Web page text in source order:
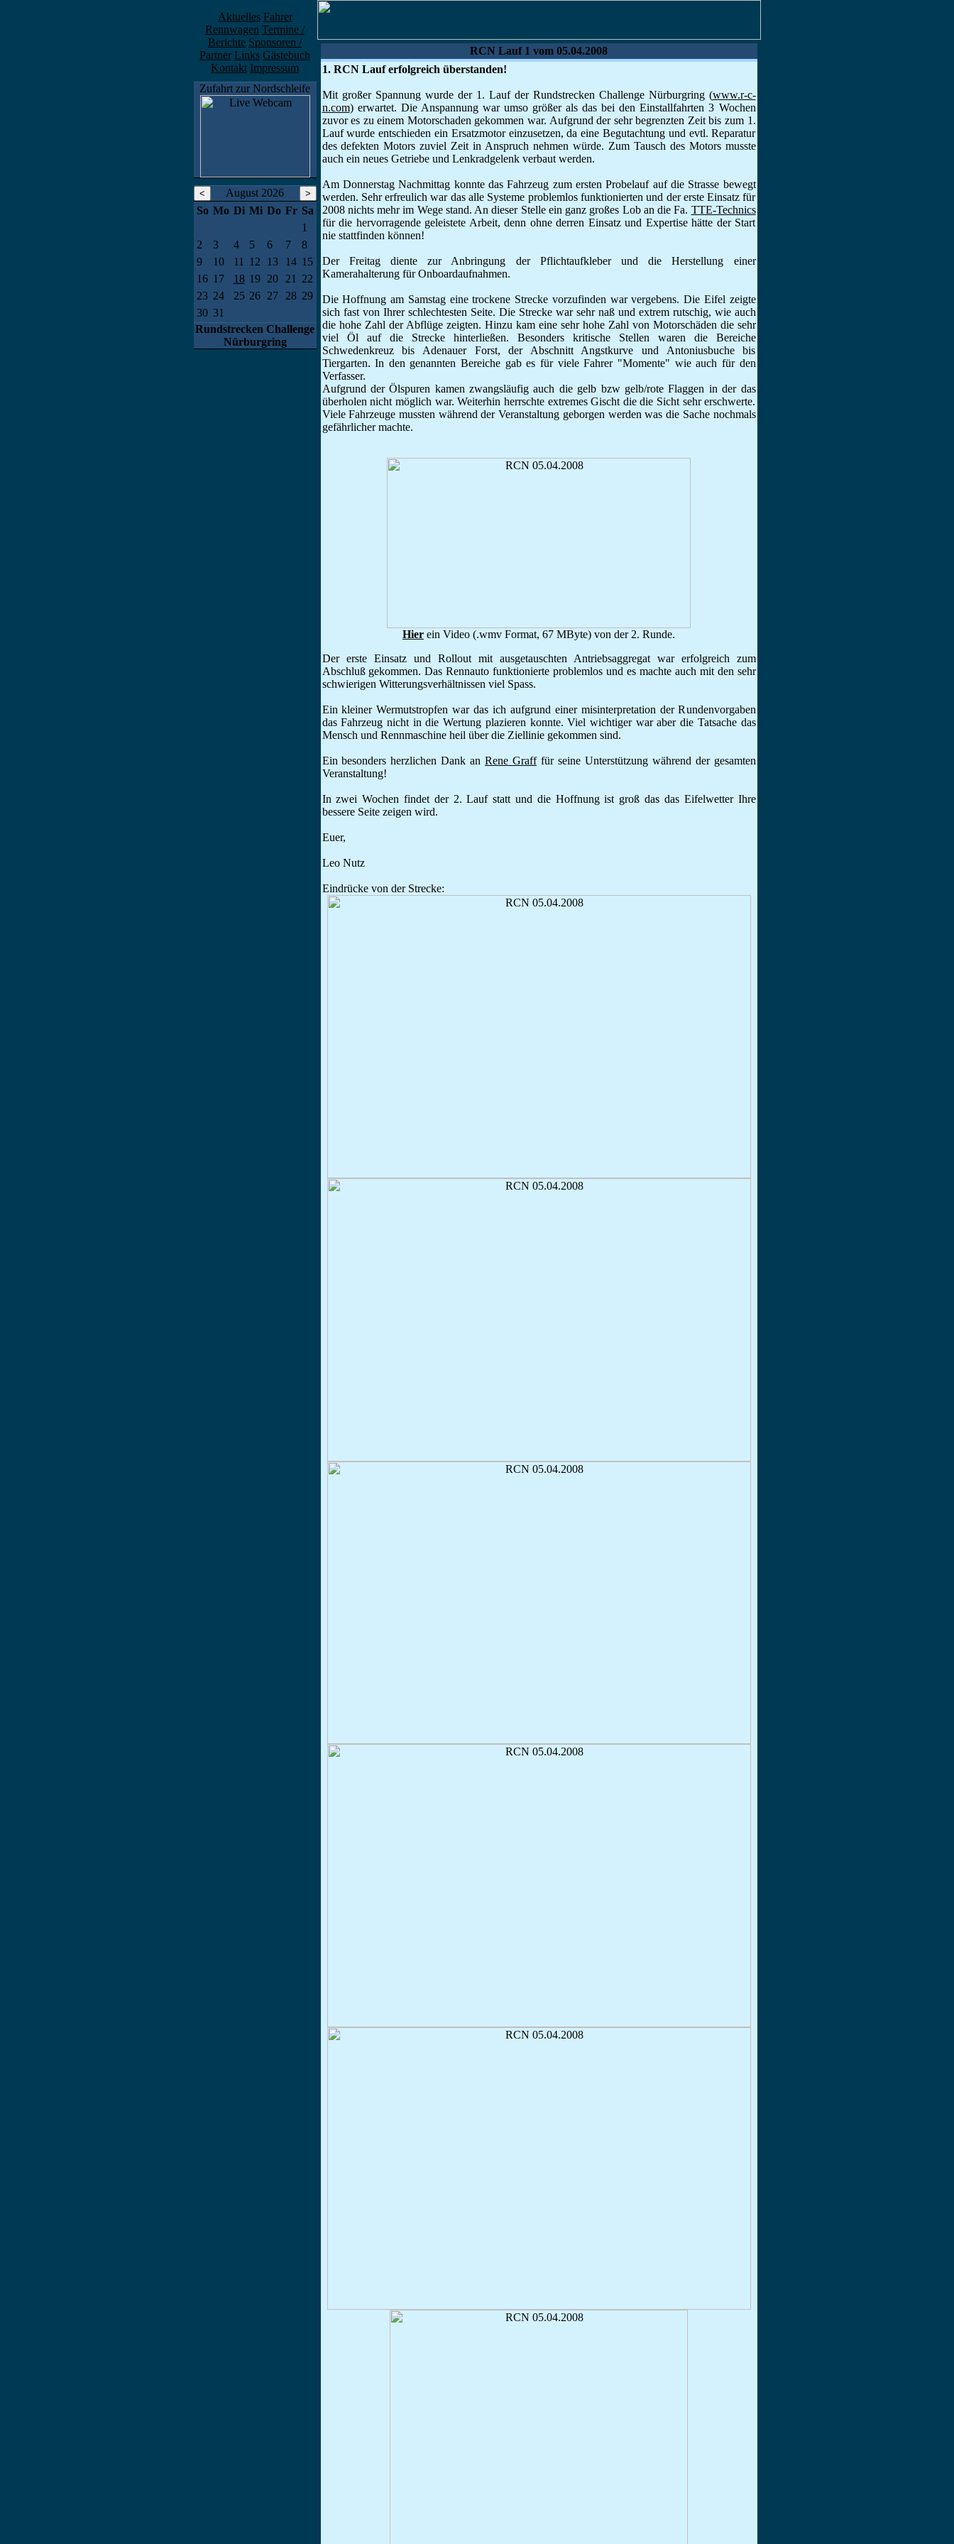
Aktuelles Fahrer
Rennwagen Termine /
Berichte Sponsoren /
Partner Links Gästebuch
Kontakt Impressum
Zufahrt zur Nordschleife
August 2026
So Mo Di Mi Do Fr Sa
1
2
3 4 5 6 7
8
9
10 11 12 13 14 15
16 17 18 19 20 21
22
23 24 25 26 27 28 29
30 31
Rundstrecken Challenge
Nürburgring
RCN Lauf 1 vom 05.04.2008
1. RCN Lauf erfolgreich überstanden!
Mit großer Spannung wurde der 1. Lauf der Rundstrecken Challenge Nürburgring (www.r-c-
n.com) erwartet. Die Anspannung war umso größer als das bei den Einstallfahrten 3 Wochen
zuvor es zu einem Motorschaden gekommen war. Aufgrund der sehr begrenzten Zeit bis zum 1.
Lauf wurde entschieden ein Ersatzmotor einzusetzen, da eine Begutachtung und evtl. Reparatur
des defekten Motors zuviel Zeit in Anspruch nehmen würde. Zum Tausch des Motors musste
auch ein neues Getriebe und Lenkradgelenk verbaut werden.
Am Donnerstag Nachmittag konnte das Fahrzeug zum ersten Probelauf auf die Strasse bewegt
werden. Sehr erfreulich war das alle Systeme problemlos funktionierten und der erste Einsatz für
2008 nichts mehr im Wege stand. An dieser Stelle ein ganz großes Lob an die Fa. TTE-Technics
für die hervorragende geleistete Arbeit, denn ohne derren Einsatz und Expertise hätte der Start
nie stattfinden können!
Der Freitag diente zur Anbringung der Pflichtaufkleber und die Herstellung einer
Kamerahalterung für Onboardaufnahmen.
Die Hoffnung am Samstag eine trockene Strecke vorzufinden war vergebens. Die Eifel zeigte
sich fast von Ihrer schlechtesten Seite. Die Strecke war sehr naß und extrem rutschig, wie auch
die hohe Zahl der Abflüge zeigten. Hinzu kam eine sehr hohe Zahl von Motorschäden die sehr
viel Öl auf die Strecke hinterließen. Besonders kritische Stellen waren die Bereiche
Schwedenkreuz bis Adenauer Forst, der Abschnitt Angstkurve und Antoniusbuche bis
Tiergarten. In den genannten Bereiche gab es für viele Fahrer "Momente" wie auch für den
Verfasser.
Aufgrund der Ölspuren kamen zwangsläufig auch die gelb bzw gelb/rote Flaggen in der das
überholen nicht möglich war. Weiterhin herrschte extremes Gischt die die Sicht sehr erschwerte.
Viele Fahrzeuge mussten während der Veranstaltung geborgen werden was die Sache nochmals
gefährlicher machte.
Hier ein Video (.wmv Format, 67 MByte) von der 2. Runde.
Der erste Einsatz und Rollout mit ausgetauschten Antriebsaggregat war erfolgreich zum
Abschluß gekommen. Das Rennauto funktionierte problemlos und es machte auch mit den sehr
schwierigen Witterungsverhältnissen viel Spass.
Ein kleiner Wermutstropfen war das ich aufgrund einer misinterpretation der Rundenvorgaben
das Fahrzeug nicht in die Wertung plazieren konnte. Viel wichtiger war aber die Tatsache das
Mensch und Rennmaschine heil über die Ziellinie gekommen sind.
Ein besonders herzlichen Dank anRene Grafffür seine Unterstützung während der gesamten
Veranstaltung!
In zwei Wochen findet der 2. Lauf statt und die Hoffnung ist groß das das Eifelwetter Ihre
bessere Seite zeigen wird.
Euer,
Leo Nutz
Eindrücke von der Strecke: